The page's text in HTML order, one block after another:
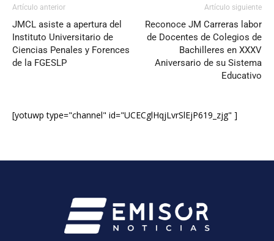
Artículo anterior
JMCL asiste a apertura del
Instituto Universitario de
Ciencias Penales y Forences
de la FGESLP
Artículo siguiente
Reconoce JM Carreras labor
de Docentes de Colegios de
Bachilleres en XXXV
Aniversario de su Sistema
Educativo
[yotuwp type="channel" id="UCECglHqjLvrSlEjP619_zjg" ]